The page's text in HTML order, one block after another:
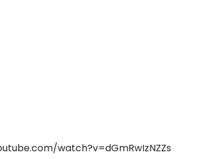
watch?v=dGmRwIzNZZs